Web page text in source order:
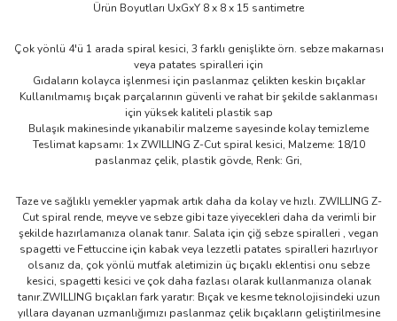
Ürün Boyutları UxGxY 8 x 8 x 15 santimetre
Çok yönlü 4'ü 1 arada spiral kesici, 3 farklı genişlikte örn. sebze makarnası
veya patates spiralleri için
Gıdaların kolayca işlenmesi için paslanmaz çelikten keskin bıçaklar
Kullanılmamış bıçak parçalarının güvenli ve rahat bir şekilde saklanması
için yüksek kaliteli plastik sap
Bulaşık makinesinde yıkanabilir malzeme sayesinde kolay temizleme
Teslimat kapsamı: 1x ZWILLING Z-Cut spiral kesici, Malzeme: 18/10
paslanmaz çelik, plastik gövde, Renk: Gri,
Taze ve sağlıklı yemekler yapmak artık daha da kolay ve hızlı. ZWILLING Z-
Cut spiral rende, meyve ve sebze gibi taze yiyecekleri daha da verimli bir
şekilde hazırlamanıza olanak tanır. Salata için çiğ sebze spiralleri , vegan
spagetti ve Fettuccine için kabak veya lezzetli patates spiralleri hazırlıyor
olsanız da, çok yönlü mutfak aletimizin üç bıçaklı eklentisi onu sebze
kesici, spagetti kesici ve çok daha fazlası olarak kullanmanıza olanak
tanır.ZWILLING bıçakları fark yaratır: Bıçak ve kesme teknolojisindeki uzun
yıllara dayanan uzmanlığımızı paslanmaz çelik bıçakların geliştirilmesine